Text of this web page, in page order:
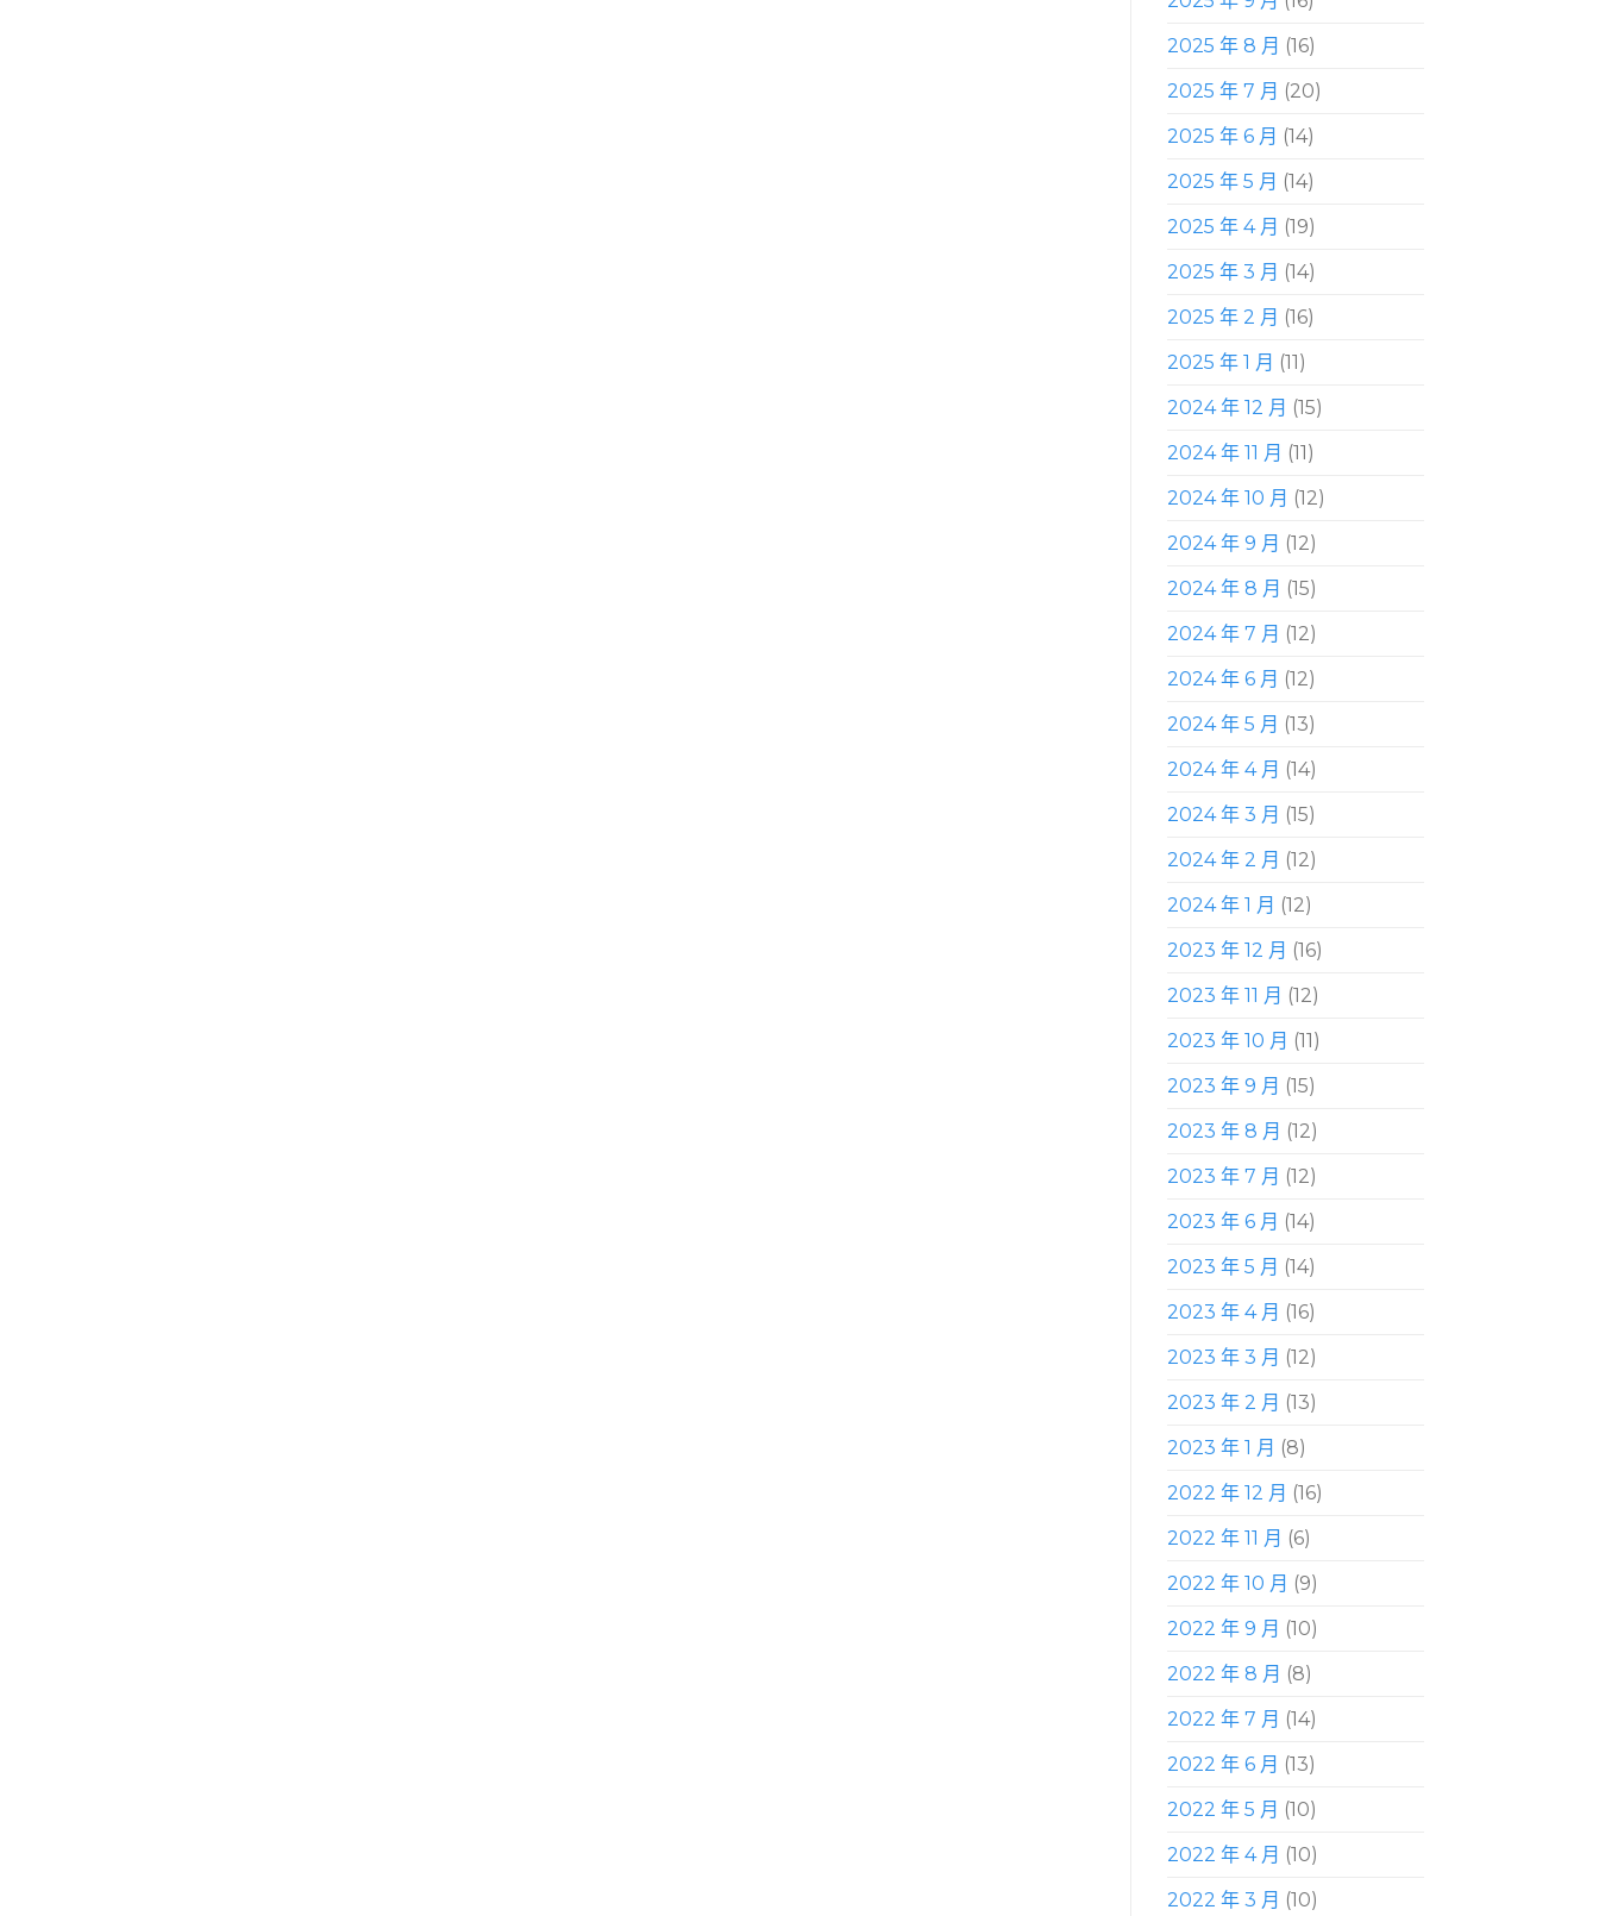
2025 年 8 月 (16)
2025 年 7 月 (20)
2025 年 6 月 (14)
2025 年 5 月 (14)
2025 年 4 月 (19)
2025 年 3 月 (14)
2025 年 2 月 (16)
2025 年 1 月 (11)
2024 年 12 月 (15)
2024 年 11 月 (11)
2024 年 10 月 (12)
2024 年 9 月 (12)
2024 年 8 月 (15)
2024 年 7 月 (12)
2024 年 6 月 (12)
2024 年 5 月 (13)
2024 年 4 月 (14)
2024 年 3 月 (15)
2024 年 2 月 (12)
2024 年 1 月 (12)
2023 年 12 月 (16)
2023 年 11 月 (12)
2023 年 10 月 (11)
2023 年 9 月 (15)
2023 年 8 月 (12)
2023 年 7 月 (12)
2023 年 6 月 (14)
2023 年 5 月 (14)
2023 年 4 月 (16)
2023 年 3 月 (12)
2023 年 2 月 (13)
2023 年 1 月 (8)
2022 年 12 月 (16)
2022 年 11 月 (6)
2022 年 10 月 (9)
2022 年 9 月 (10)
2022 年 8 月 (8)
2022 年 7 月 (14)
2022 年 6 月 (13)
2022 年 5 月 (10)
2022 年 4 月 (10)
2022 年 3 月 (10)